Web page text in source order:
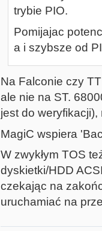
trybie PIO.
Pomijajac
a i szybsze od
Na Falconie czy
ale nie na ST.
jest do
MagiC wspiera
W zwykłym TOS
dyskietki/HDD
czekając na
uruchamiać na